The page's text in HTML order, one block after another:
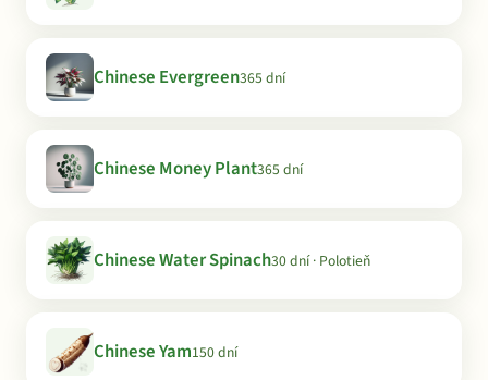
Chinese Evergreen365 dní
Chinese Money Plant365 dní
Chinese Water Spinach30 dní · Polotieň
Chinese Yam150 dní